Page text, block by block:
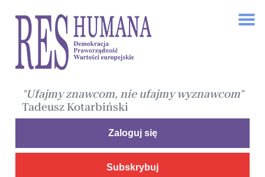
"Ufajmy znawcom, nie ufajmy wyznawcom"
Tadeusz Kotarbiński
Zaloguj się
Subskrybuj